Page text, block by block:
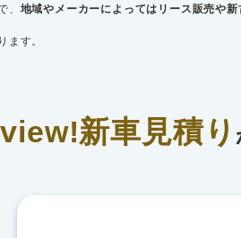
、 地域やメーカーによってはリース販売や
ます。
新車見積り